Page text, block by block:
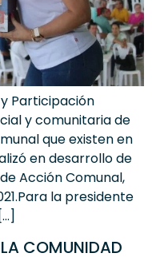
Participación
y comunitaria de
que existen en
en desarrollo de
Acción Comunal,
la presidente
COMUNIDAD